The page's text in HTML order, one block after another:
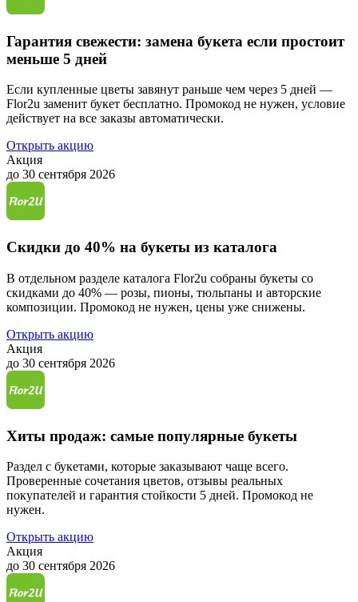
Гарантия свежести: замена букета если простоит
меньше 5 дней
Если купленные цветы завянут раньше чем через 5 дней —
Flor2u заменит букет бесплатно. Промокод не нужен, условие
действует на все заказы автоматически.
Открыть акцию
Акция
до 30 сентября 2026
Скидки до 40% на букеты из каталога
В отдельном разделе каталога Flor2u собраны букеты со
скидками до 40% — розы, пионы, тюльпаны и авторские
композиции. Промокод не нужен, цены уже снижены.
Открыть акцию
Акция
до 30 сентября 2026
Хиты продаж: самые популярные букеты
Раздел с букетами, которые заказывают чаще всего.
Проверенные сочетания цветов, отзывы реальных
покупателей и гарантия стойкости 5 дней. Промокод не
нужен.
Открыть акцию
Акция
до 30 сентября 2026